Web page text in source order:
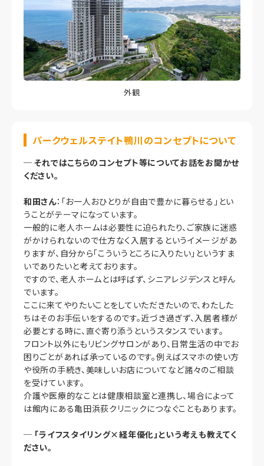
外観
パークウェルステイト鴨川のコンセプトについて
─それではこちらのコンセプト等についてお話をお聞かせ
ください。
和田さん：「お一人おひとりが自由で豊かに暮らせる」とい
うことがテーマになっています。
一般的に老人ホームは必要性に迫られたり、ご家族に迷惑
がかけられないので仕方なく入居するというイメージがあ
りますが、自分から「こういうところに入りたい」というすま
いでありたいと考えております。
ですので、老人ホームとは呼ばず、シニアレジデンスと呼ん
でいます。
ここに来てやりたいことをしていただきたいので、わたした
ちはそのお手伝いをするのです。近づき過ぎず、入居者様が
必要とする時に、直ぐ寄り添うというスタンスでいます。
フロント以外にもリビングサロンがあり、日常生活の中でお
困りごとがあれば承っているのです。例えばスマホの使い方
や役所の手続き、美味しいお店についてなど諸々のご相談
を受けています。
介護や医療的なことは健康相談室と連携し、場合によって
は館内にある亀田浜荻クリニックにつなぐこともあります。
─ 「ライフスタイリング×経年優化」という考えも教えてく
ださい。